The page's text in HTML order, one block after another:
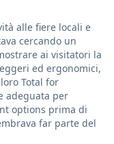
alle fiere locali e
cercando un
ai visitatori la
ed ergonomici,
Total for
adeguata per
options prima di
far parte del